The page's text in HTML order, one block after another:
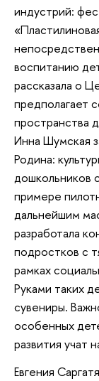
индустрий:
воспитанию
рассказала о
предполагает
пространства
Инна Шумская
Родина:
дошкольников
примере
дальнейшим
разработала
подростков с
рамках
Руками таких
сувениры.
особенных
развития учат
Евгения